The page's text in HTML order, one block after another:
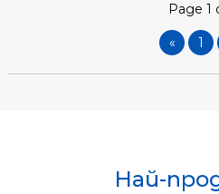
Page 1
« 1
Най-